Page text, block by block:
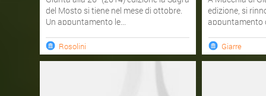
del Mosto si tiene nel mese di ottobre.
Un appuntamento le...
Rosolini
edizione, si
appuntamento
Giarre